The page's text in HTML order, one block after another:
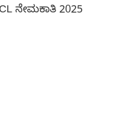
ನೇಮಕಾತಿ 2025